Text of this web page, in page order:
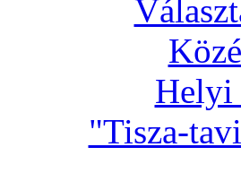
Helyi
"Tisza-